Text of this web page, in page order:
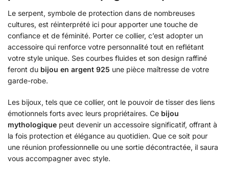
Le serpent, symbole de protection dans de nombreuses
cultures, est réinterprété ici pour apporter une touche de
confiance et de féminité. Porter ce collier, c’est adopter un
accessoire qui renforce votre personnalité tout en reflétant
votre style unique. Ses courbes fluides et son design raffiné
feront du bijou en argent 925 une pièce maîtresse de votre
garde-robe.
Les bijoux, tels que ce collier, ont le pouvoir de tisser des liens
émotionnels forts avec leurs propriétaires. Ce bijou
mythologique peut devenir un accessoire significatif, offrant à
la fois protection et élégance au quotidien. Que ce soit pour
une réunion professionnelle ou une sortie décontractée, il saura
vous accompagner avec style.